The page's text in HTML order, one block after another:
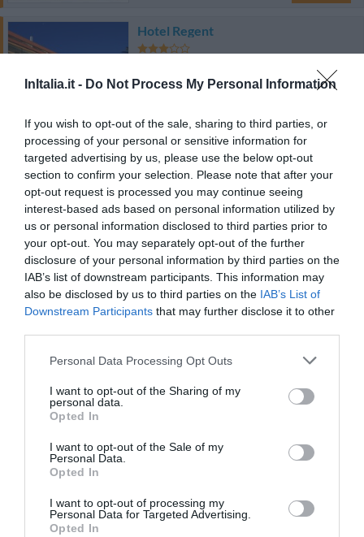
InItalia.it - Do Not Process My Personal Information
If you wish to opt-out of the sale, sharing to third parties, or
processing of your personal or sensitive information for
targeted advertising by us, please use the below opt-out
section to confirm your selection. Please note that after your
opt-out request is processed you may continue seeing
interest-based ads based on personal information utilized by
us or personal information disclosed to third parties prior to
your opt-out. You may separately opt-out of the further
disclosure of your personal information by third parties on the
IAB’s list of downstream participants. This information may
also be disclosed by us to third parties on the IAB’s List of
Downstream Participants that may further disclose it to other
Personal Data Processing Opt Outs
I want to opt-out of the Sharing of my
personal data.
Opted In
I want to opt-out of the Sale of my
Personal Data.
Opted In
I want to opt-out of processing my
Personal Data for Targeted Advertising.
Opted In
Hotel Regent
Хорошо 7.3/10
S Hotel
8.00 km
Превосходно 9.2/10
ТАРИФЫ
Hotel Piccolo Mondo
6.30 km
Очень хорошо
ТАРИФЫ
Grand Hotel Montesilvano